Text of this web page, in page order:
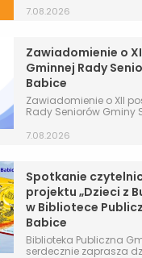
7.08.2026
Zawiadomienie o
Gminnej Rady
Babice
Zawiadomienie o XII
Rady Seniorów Gminy
7.08.2026
Spotkanie
projektu „Dzieci z
w Bibliotece
Babice
Biblioteka Publiczna
serdecznie zaprasza